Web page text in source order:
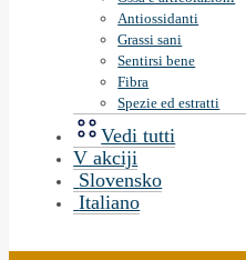
Antiossidanti
Grassi sani
Sentirsi bene
Fibra
Spezie ed estratti
Vedi tutti
V akciji
Slovensko
Italiano